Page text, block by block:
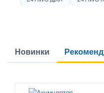
Новинки